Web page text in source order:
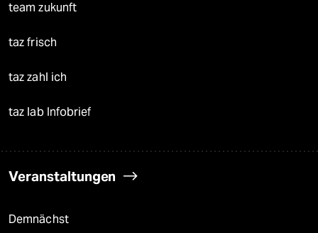
team zukunft
taz frisch
taz zahl ich
taz lab Infobrief
Veranstaltungen
Demnächst